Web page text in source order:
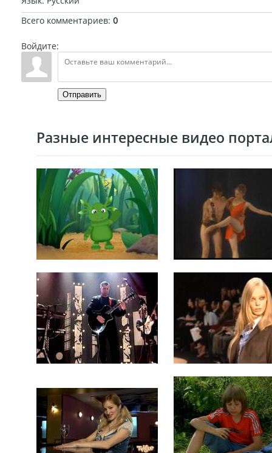
Всего комментариев: 0
Войдите:
Отправить
Разные интересные видео